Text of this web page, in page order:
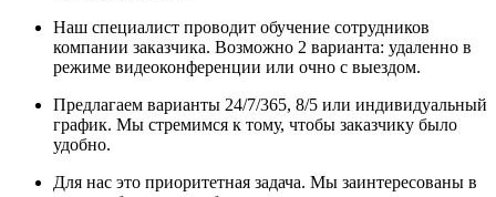
Наш специалист проводит обучение сотрудников
компании заказчика. Возможно 2 варианта: удаленно в
режиме видеоконференции или очно с выездом.
Предлагаем варианты 24/7/365, 8/5 или индивидуальный
график. Мы стремимся к тому, чтобы заказчику было
удобно.
Для нас это приоритетная задача. Мы заинтересованы в